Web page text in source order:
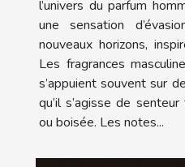
l’univers du parfum
une sensation
nouveaux horizons,
Les fragrances
s’appuient souvent sur
qu’il s’agisse de
ou boisée. Les notes...